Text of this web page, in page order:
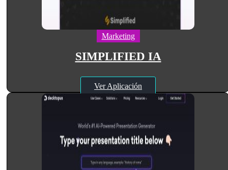
Marketing
SIMPLIFIED IA
Ver Aplicación